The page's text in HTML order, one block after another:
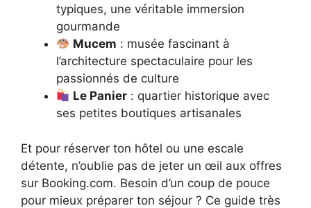
typiques, une véritable immersion
gourmande
Mucem : musée fascinant à
l’architecture spectaculaire pour les
passionnés de culture
Le Panier : quartier historique avec
ses petites boutiques artisanales
Et pour réserver ton hôtel ou une escale
détente, n’oublie pas de jeter un œil aux offres
sur Booking.com. Besoin d’un coup de pouce
pour mieux préparer ton séjour ? Ce guide très